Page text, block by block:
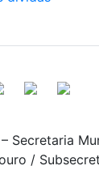
Secretaria
/